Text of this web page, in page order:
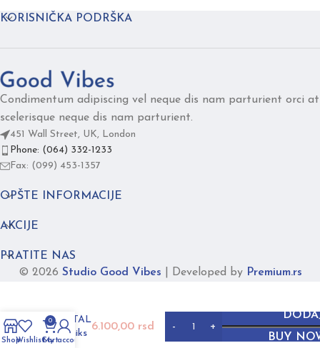
KORISNIČKA PODRŠKA
Condimentum adipiscing vel neque dis nam parturient orci at
scelerisque neque dis nam parturient.
451 Wall Street, UK, London
Phone: (064) 332-1233
Fax: (099) 453-1357
OPŠTE INFORMACIJE
AKCIJE
PRATITE NAS
© 2026 Studio Good Vibes Developed by Premium.rs
CRYSTAL
crni oniks
6.100,00 rsd
BUY
ShopWishlist
0
Cart
My account